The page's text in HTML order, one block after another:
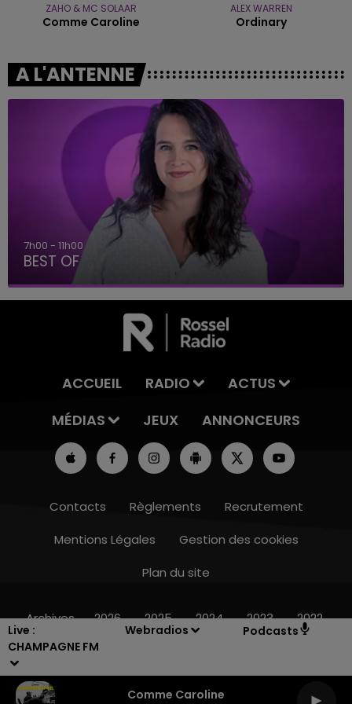
Live :
CHAMPAGNE FM
Webradios Podcasts
Comme Caroline
16h00 - 20h00
ZAHO & MC SOLAAR
Comme Caroline
ALEX WARREN
Ordinary
A L'ANTENNE
7h00 - 11h00
BEST OF
ACCUEIL RADIO
ACTUS
MÉDIAS
JEUX ANNONCEURS
Contacts Règlements
Recrutement
Mentions Légales
Gestion des cookies
Plan du site
Archives 2026 2025 2024 2023 2022